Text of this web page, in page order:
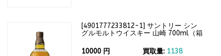
[4901777233812-1] サントリー シン
グルモルトウイスキー 山崎 700ml（箱
10000 円 買取量: 1138